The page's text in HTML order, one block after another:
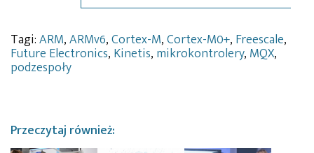
Tagi:ARM,ARMv6,Cortex-M,Cortex-M0+, Freescale,
Future Electronics, Kinetis, mikrokontrolery, MQX,
podzespoły
Przeczytaj również: